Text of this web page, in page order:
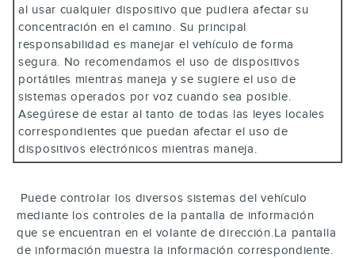
al usar cualquier dispositivo que pudiera afectar su
concentración en el camino. Su principal
responsabilidad es manejar el vehículo de forma
segura. No recomendamos el uso de dispositivos
portátiles mientras maneja y se sugiere el uso de
sistemas operados por voz cuando sea posible.
Asegúrese de estar al tanto de todas las leyes locales
correspondientes que puedan afectar el uso de
dispositivos electrónicos mientras maneja.
Puede controlar los diversos sistemas del vehículo
mediante los controles de la pantalla de información
que se encuentran en el volante de dirección.La pantalla
de información muestra la información correspondiente.